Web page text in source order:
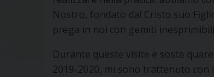
Nostro, fondato dal Cristo suo
prega in noi con gemiti
Durante queste visite e soste
2019-2020, mi sono trattenuto